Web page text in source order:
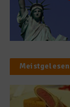
Meistgelesen